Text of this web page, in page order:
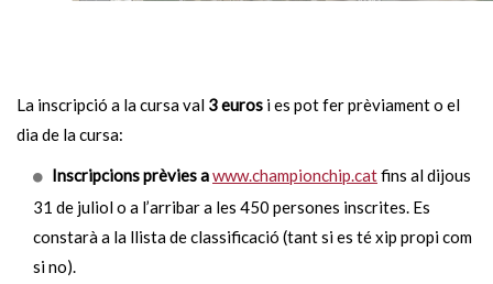
La inscripció a la cursa val 3 euros i es pot fer prèviament o el
dia de la cursa:
Inscripcions prèvies awww.championchip.catfins al dijous
31 de juliol o a l’arribar a les 450 persones inscrites. Es
constarà a la llista de classificació (tant si es té xip propi com
si no).